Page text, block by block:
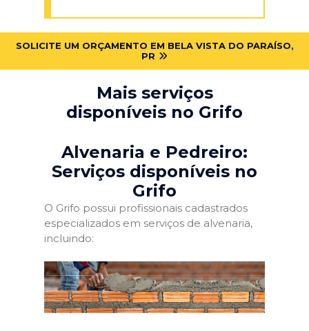
SOLICITE UM ORÇAMENTO EM BELA VISTA DO PARAÍSO,
PR
Mais serviços
disponíveis no Grifo
Alvenaria e Pedreiro:
Serviços disponíveis no
Grifo
O Grifo possui profissionais cadastrados
especializados em serviços de alvenaria,
incluindo: